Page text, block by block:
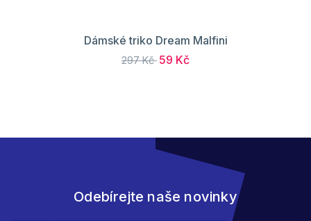
Dámské triko Dream Malfini
297 Kč 59 Kč
Odebírejte naše novinky